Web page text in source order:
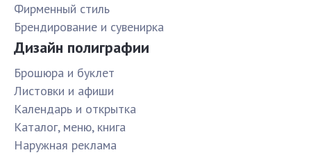
Фирменный стиль
Брендирование и сувенирка
Дизайн полиграфии
Брошюра и буклет
Листовки и афиши
Календарь и открытка
Каталог, меню, книга
Наружная реклама